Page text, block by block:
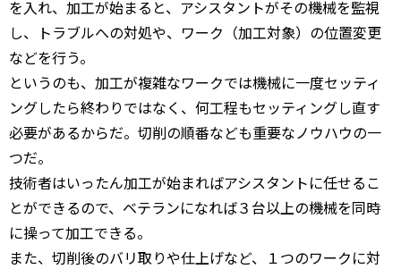
を入れ、加工が始まると、アシスタントがその機械を監視
し、トラブルへの対処や、ワーク（加工対象）の位置変更
などを行う。
というのも、加工が複雑なワークでは機械に一度セッティ
ングしたら終わりではなく、何工程もセッティングし直す
必要があるからだ。切削の順番なども重要なノウハウの一
つだ。
技術者はいったん加工が始まればアシスタントに任せるこ
とができるので、ベテランになれば３台以上の機械を同時
に操って加工できる。
また、切削後のバリ取りや仕上げなど、１つのワークに対